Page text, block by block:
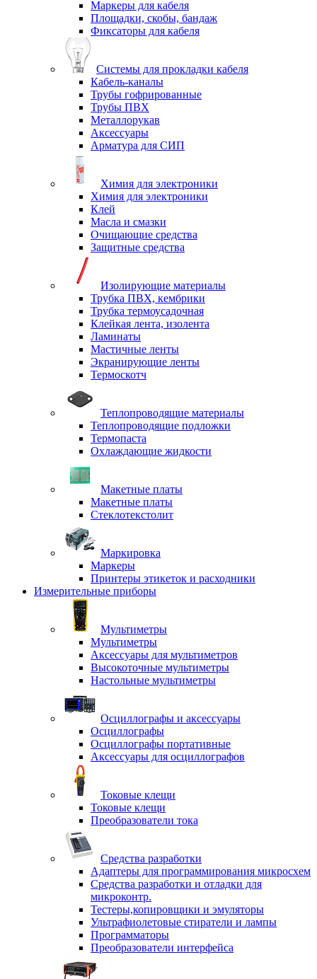
Маркеры для кабеля
Площадки, скобы, бандаж
Фиксаторы для кабеля
Системы для прокладки кабеля
Кабель-каналы
Трубы гофрированные
Трубы ПВХ
Металлорукав
Аксессуары
Арматура для СИП
Химия для электроники
Химия для электроники
Клей
Масла и смазки
Очищающие средства
Защитные средства
Изолирующие материалы
Трубка ПВХ, кембрики
Трубка термоусадочная
Клейкая лента, изолента
Ламинаты
Мастичные ленты
Экранирующие ленты
Термоскотч
Теплопроводящие материалы
Теплопроводящие подложки
Термопаста
Охлаждающие жидкости
Макетные платы
Макетные платы
Стеклотекстолит
Маркировка
Маркеры
Принтеры этикеток и расходники
Измерительные приборы
Мультиметры
Мультиметры
Аксессуары для мультиметров
Высокоточные мультиметры
Настольные мультиметры
Осциллографы и аксессуары
Осциллографы
Осциллографы портативные
Аксессуары для осциллографов
Токовые клещи
Токовые клещи
Преобразователи тока
Средства разработки
Адаптеры для программирования микросхем
Средства разработки и отладки для
микроконтр.
Тестеры,копировщики и эмуляторы
Ультрафиолетовые стиратели и лампы
Программаторы
Преобразователи интерфейса